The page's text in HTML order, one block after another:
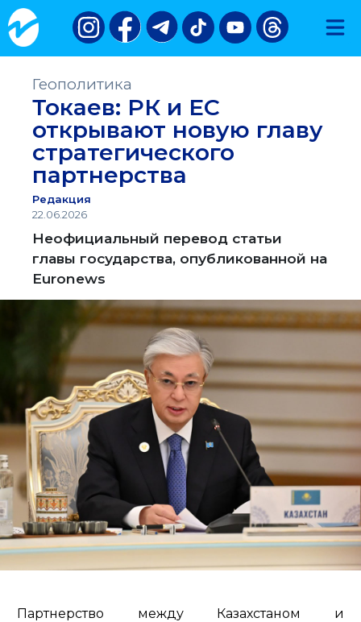
Геополитика
Токаев: РК и ЕС
открывают новую главу
стратегического
партнерства
Редакция
22.06.2026
Неофициальный перевод статьи
главы государства, опубликованной на
Euronews
Партнерство между Казахстаном и